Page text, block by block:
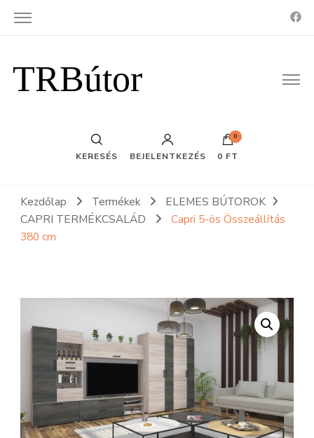
TRBútor
KERESÉS BEJELENTKEZÉS
0
0 FT
Kezdőlap Termékek
ELEMES BÚTOROK
CAPRI TERMÉKCSALÁD
Capri 5-ös Összeállítás
380 cm